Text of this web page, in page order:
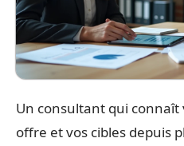
Un consultant qui
offre et vos cibles depuis